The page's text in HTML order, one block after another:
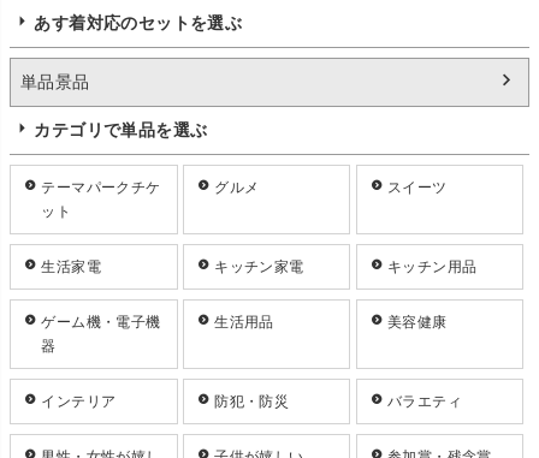
あす着対応のセットを選ぶ
単品景品
カテゴリで単品を選ぶ
テーマパークチケ
ット
グルメ スイーツ
生活家電 キッチン家電 キッチン用品
ゲーム機・電子機
器
生活用品 美容健康
インテリア 防犯・防災 バラエティ